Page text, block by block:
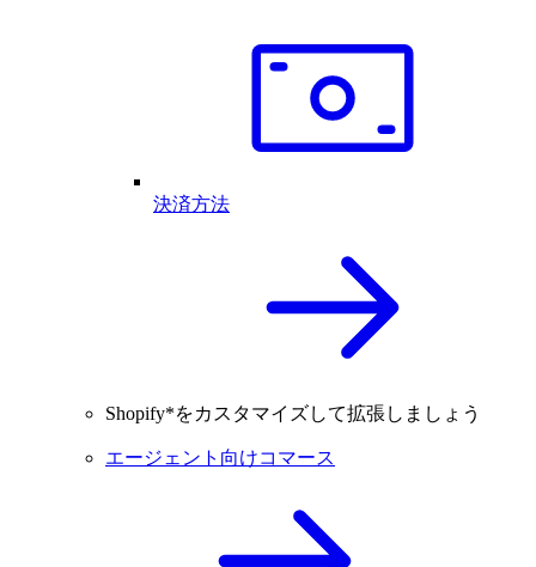
決済方法
Shopify*をカスタマイズして拡張しましょう
エージェント向けコマース